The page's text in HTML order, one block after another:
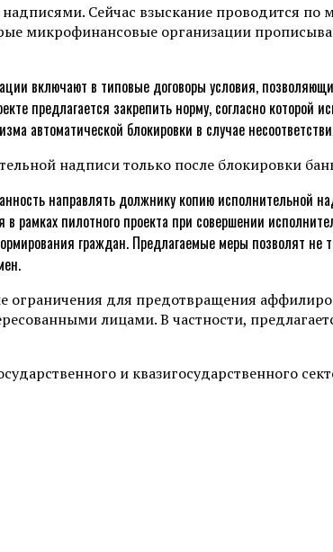
Сейчас взыскание проводится
микрофинансовые организации
включают в типовые договоры условия,
предлагается закрепить норму, согласно
автоматической блокировки в случае
надписи только после блокировки
направлять должнику копию исполнительной
рамках пилотного проекта при совершении
граждан. Предлагаемые меры позволят
ограничения для предотвращения
лицами. В частности,
и квазигосударственного